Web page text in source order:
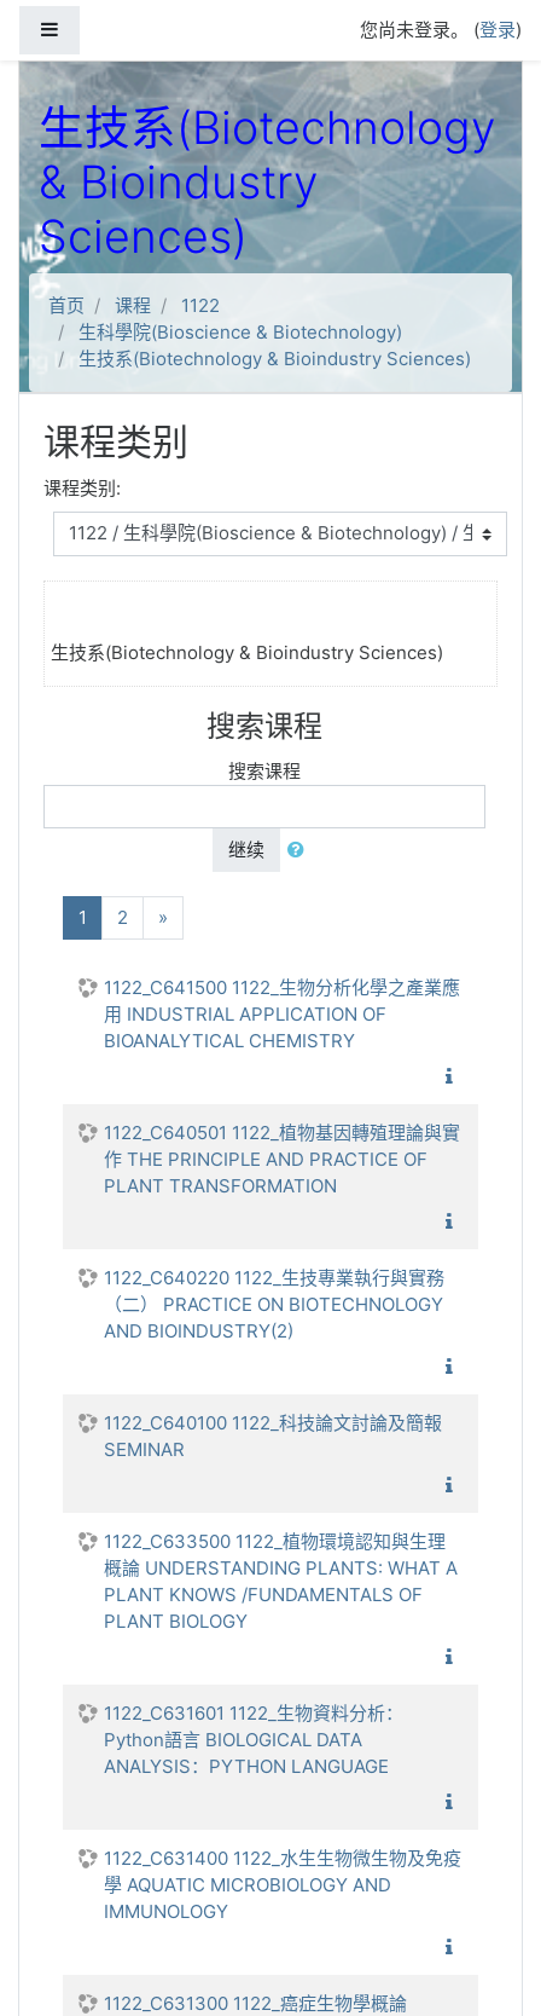
您尚未登录。 (登录)
生技系(Biotechnology
& Bioindustry
Sciences)
首页 课程
1122
生科學院(Bioscience & Biotechnology)
生技系(Biotechnology & Bioindustry Sciences)
课程类别
课程类别:
生技系(Biotechnology & Bioindustry Sciences)
搜索课程
搜索课程
继续
1 (当前)
2 »
1122_C641500 1122_生物分析化學之產業應
用 INDUSTRIAL APPLICATION OF
BIOANALYTICAL CHEMISTRY
1122_C640501 1122_植物基因轉殖理論與實
作 THE PRINCIPLE AND PRACTICE OF
PLANT TRANSFORMATION
1122_C640220 1122_生技專業執行與實務
（二） PRACTICE ON BIOTECHNOLOGY
AND BIOINDUSTRY(2)
1122_C640100 1122_科技論文討論及簡報
SEMINAR
1122_C633500 1122_植物環境認知與生理
概論 UNDERSTANDING PLANTS: WHAT A
PLANT KNOWS /FUNDAMENTALS OF
PLANT BIOLOGY
1122_C631601 1122_生物資料分析：
Python語言 BIOLOGICAL DATA
ANALYSIS：PYTHON LANGUAGE
1122_C631400 1122_水生生物微生物及免疫
學 AQUATIC MICROBIOLOGY AND
IMMUNOLOGY
1122_C631300 1122_癌症生物學概論